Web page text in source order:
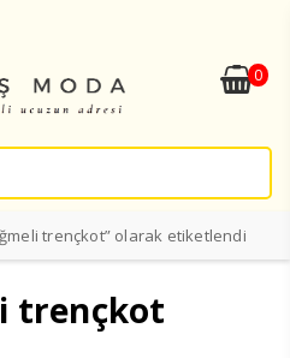
0
trençkot” olarak etiketlendi
trençkot